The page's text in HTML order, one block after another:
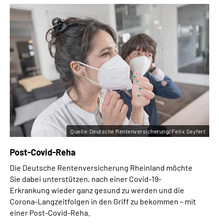
Post-Covid-Reha
Die Deutsche Rentenversicherung Rheinland möchte
Sie dabei unterstützen, nach einer Covid-19-
Erkrankung wieder ganz gesund zu werden und die
Corona-Langzeitfolgen in den Griff zu bekommen – mit
einer Post-Covid-Reha.
Quelle:Deutsche Rentenversicherung/Felix Seyfert